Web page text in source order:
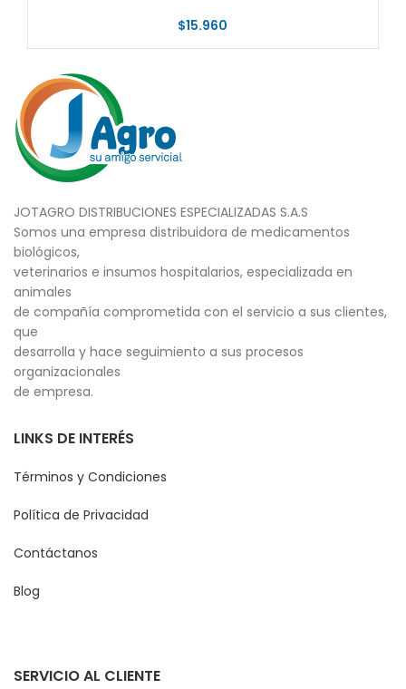
$15.960
JOTAGRO DISTRIBUCIONES ESPECIALIZADAS S.A.S
Somos una empresa distribuidora de medicamentos
biológicos,
veterinarios e insumos hospitalarios, especializada en
animales
de compañía comprometida con el servicio a sus clientes,
que
desarrolla y hace seguimiento a sus procesos
organizacionales
de empresa.
LINKS DE INTERÉS
Términos y Condiciones
Política de Privacidad
Contáctanos
Blog
SERVICIO AL CLIENTE